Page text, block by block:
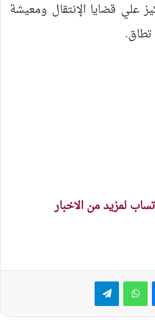
علي قضايا الإنتقال ومعيشة
لمزيد من الاخبار
ماسنجر واتساب تيلقرام